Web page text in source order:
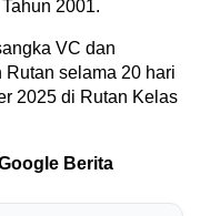
2001.
VC dan
selama 20 hari
2025 di Rutan Kelas
Berita